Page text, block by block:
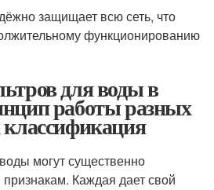
защищает всю сеть, что
функционированию
для воды в
работы разных
могут существенно
Каждая дает свой